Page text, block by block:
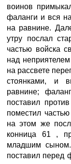
воинов
фаланги и вся
на равнине.
утру послал
частью войска
над
на рассвете
стоянками, и
равнине;
поставил
поместил
на этом же
конница 61 ,
младшим
поставил перед